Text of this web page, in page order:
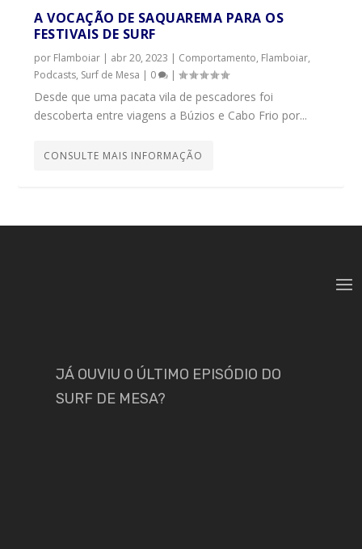
A VOCAÇÃO DE SAQUAREMA PARA OS
FESTIVAIS DE SURF
por Flamboiar | abr 20, 2023 | Comportamento, Flamboiar,
Podcasts, Surf de Mesa | 0 |
Desde que uma pacata vila de pescadores foi
descoberta entre viagens a Búzios e Cabo Frio por...
CONSULTE MAIS INFORMAÇÃO
JÁ OUVIU O ÚLTIMO EPISÓDIO DO
SURF DE MESA?